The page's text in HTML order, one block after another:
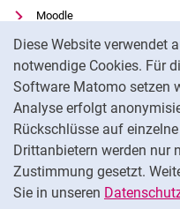
Diese Website verwendet
notwendige Cookies. Für
Software Matomo setzen
Analyse erfolgt
Rückschlüsse auf
Drittanbietern werden nur
Zustimmung gesetzt.
Sie in unseren
Moodle
Panopto
Universitätsbibliothek
Datenschutz
Barrierefreiheit
Transparenter KI-Einsatz